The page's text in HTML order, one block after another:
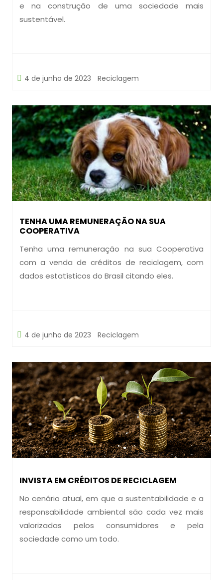
e na construção de uma sociedade mais
sustentável.
4 de junho de 2023 Reciclagem
TENHA UMA REMUNERAÇÃO NA SUA
COOPERATIVA
Tenha uma remuneração na sua Cooperativa
com a venda de créditos de reciclagem, com
dados estatísticos do Brasil citando eles.
4 de junho de 2023 Reciclagem
INVISTA EM CRÉDITOS DE RECICLAGEM
No cenário atual, em que a sustentabilidade e a
responsabilidade ambiental são cada vez mais
valorizadas pelos consumidores e pela
sociedade como um todo.